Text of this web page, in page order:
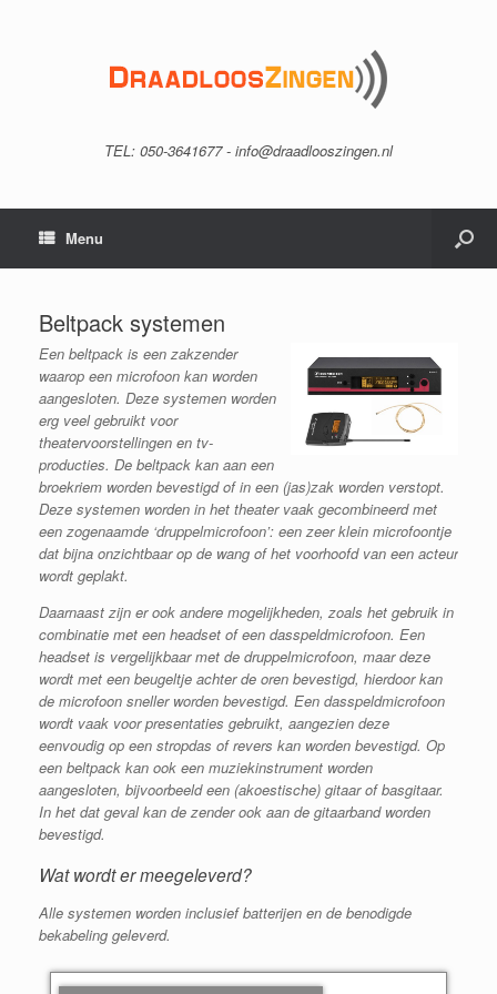
TEL: 050-3641677 - info@draadlooszingen.nl
Menu
Beltpack systemen
Een beltpack is een zakzender
waarop een microfoon kan worden
aangesloten. Deze systemen worden
erg veel gebruikt voor
theatervoorstellingen en tv-
producties. De beltpack kan aan een
broekriem worden bevestigd of in een (jas)zak worden verstopt.
Deze systemen worden in het theater vaak gecombineerd met
een zogenaamde ‘druppelmicrofoon’: een zeer klein microfoontje
dat bijna onzichtbaar op de wang of het voorhoofd van een acteur
wordt geplakt.
Daarnaast zijn er ook andere mogelijkheden, zoals het gebruik in
combinatie met een headset of een dasspeldmicrofoon. Een
headset is vergelijkbaar met de druppelmicrofoon, maar deze
wordt met een beugeltje achter de oren bevestigd, hierdoor kan
de microfoon sneller worden bevestigd. Een dasspeldmicrofoon
wordt vaak voor presentaties gebruikt, aangezien deze
eenvoudig op een stropdas of revers kan worden bevestigd. Op
een beltpack kan ook een muziekinstrument worden
aangesloten, bijvoorbeeld een (akoestische) gitaar of basgitaar.
In het dat geval kan de zender ook aan de gitaarband worden
bevestigd.
Wat wordt er meegeleverd?
Alle systemen worden inclusief batterijen en de benodigde
bekabeling geleverd.